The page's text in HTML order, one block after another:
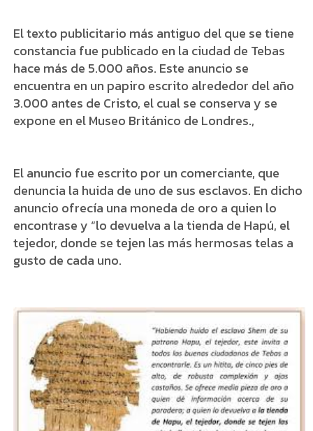
El texto publicitario más antiguo del que se tiene
constancia fue publicado en la ciudad de Tebas
hace más de 5.000 años. Este anuncio se
encuentra en un papiro escrito alrededor del año
3.000 antes de Cristo, el cual se conserva y se
expone en el Museo Británico de Londres.,
El anuncio fue escrito por un comerciante, que
denuncia la huida de uno de sus esclavos. En dicho
anuncio ofrecía una moneda de oro a quien lo
encontrase y “lo devuelva a la tienda de Hapú, el
tejedor, donde se tejen las más hermosas telas a
gusto de cada uno.